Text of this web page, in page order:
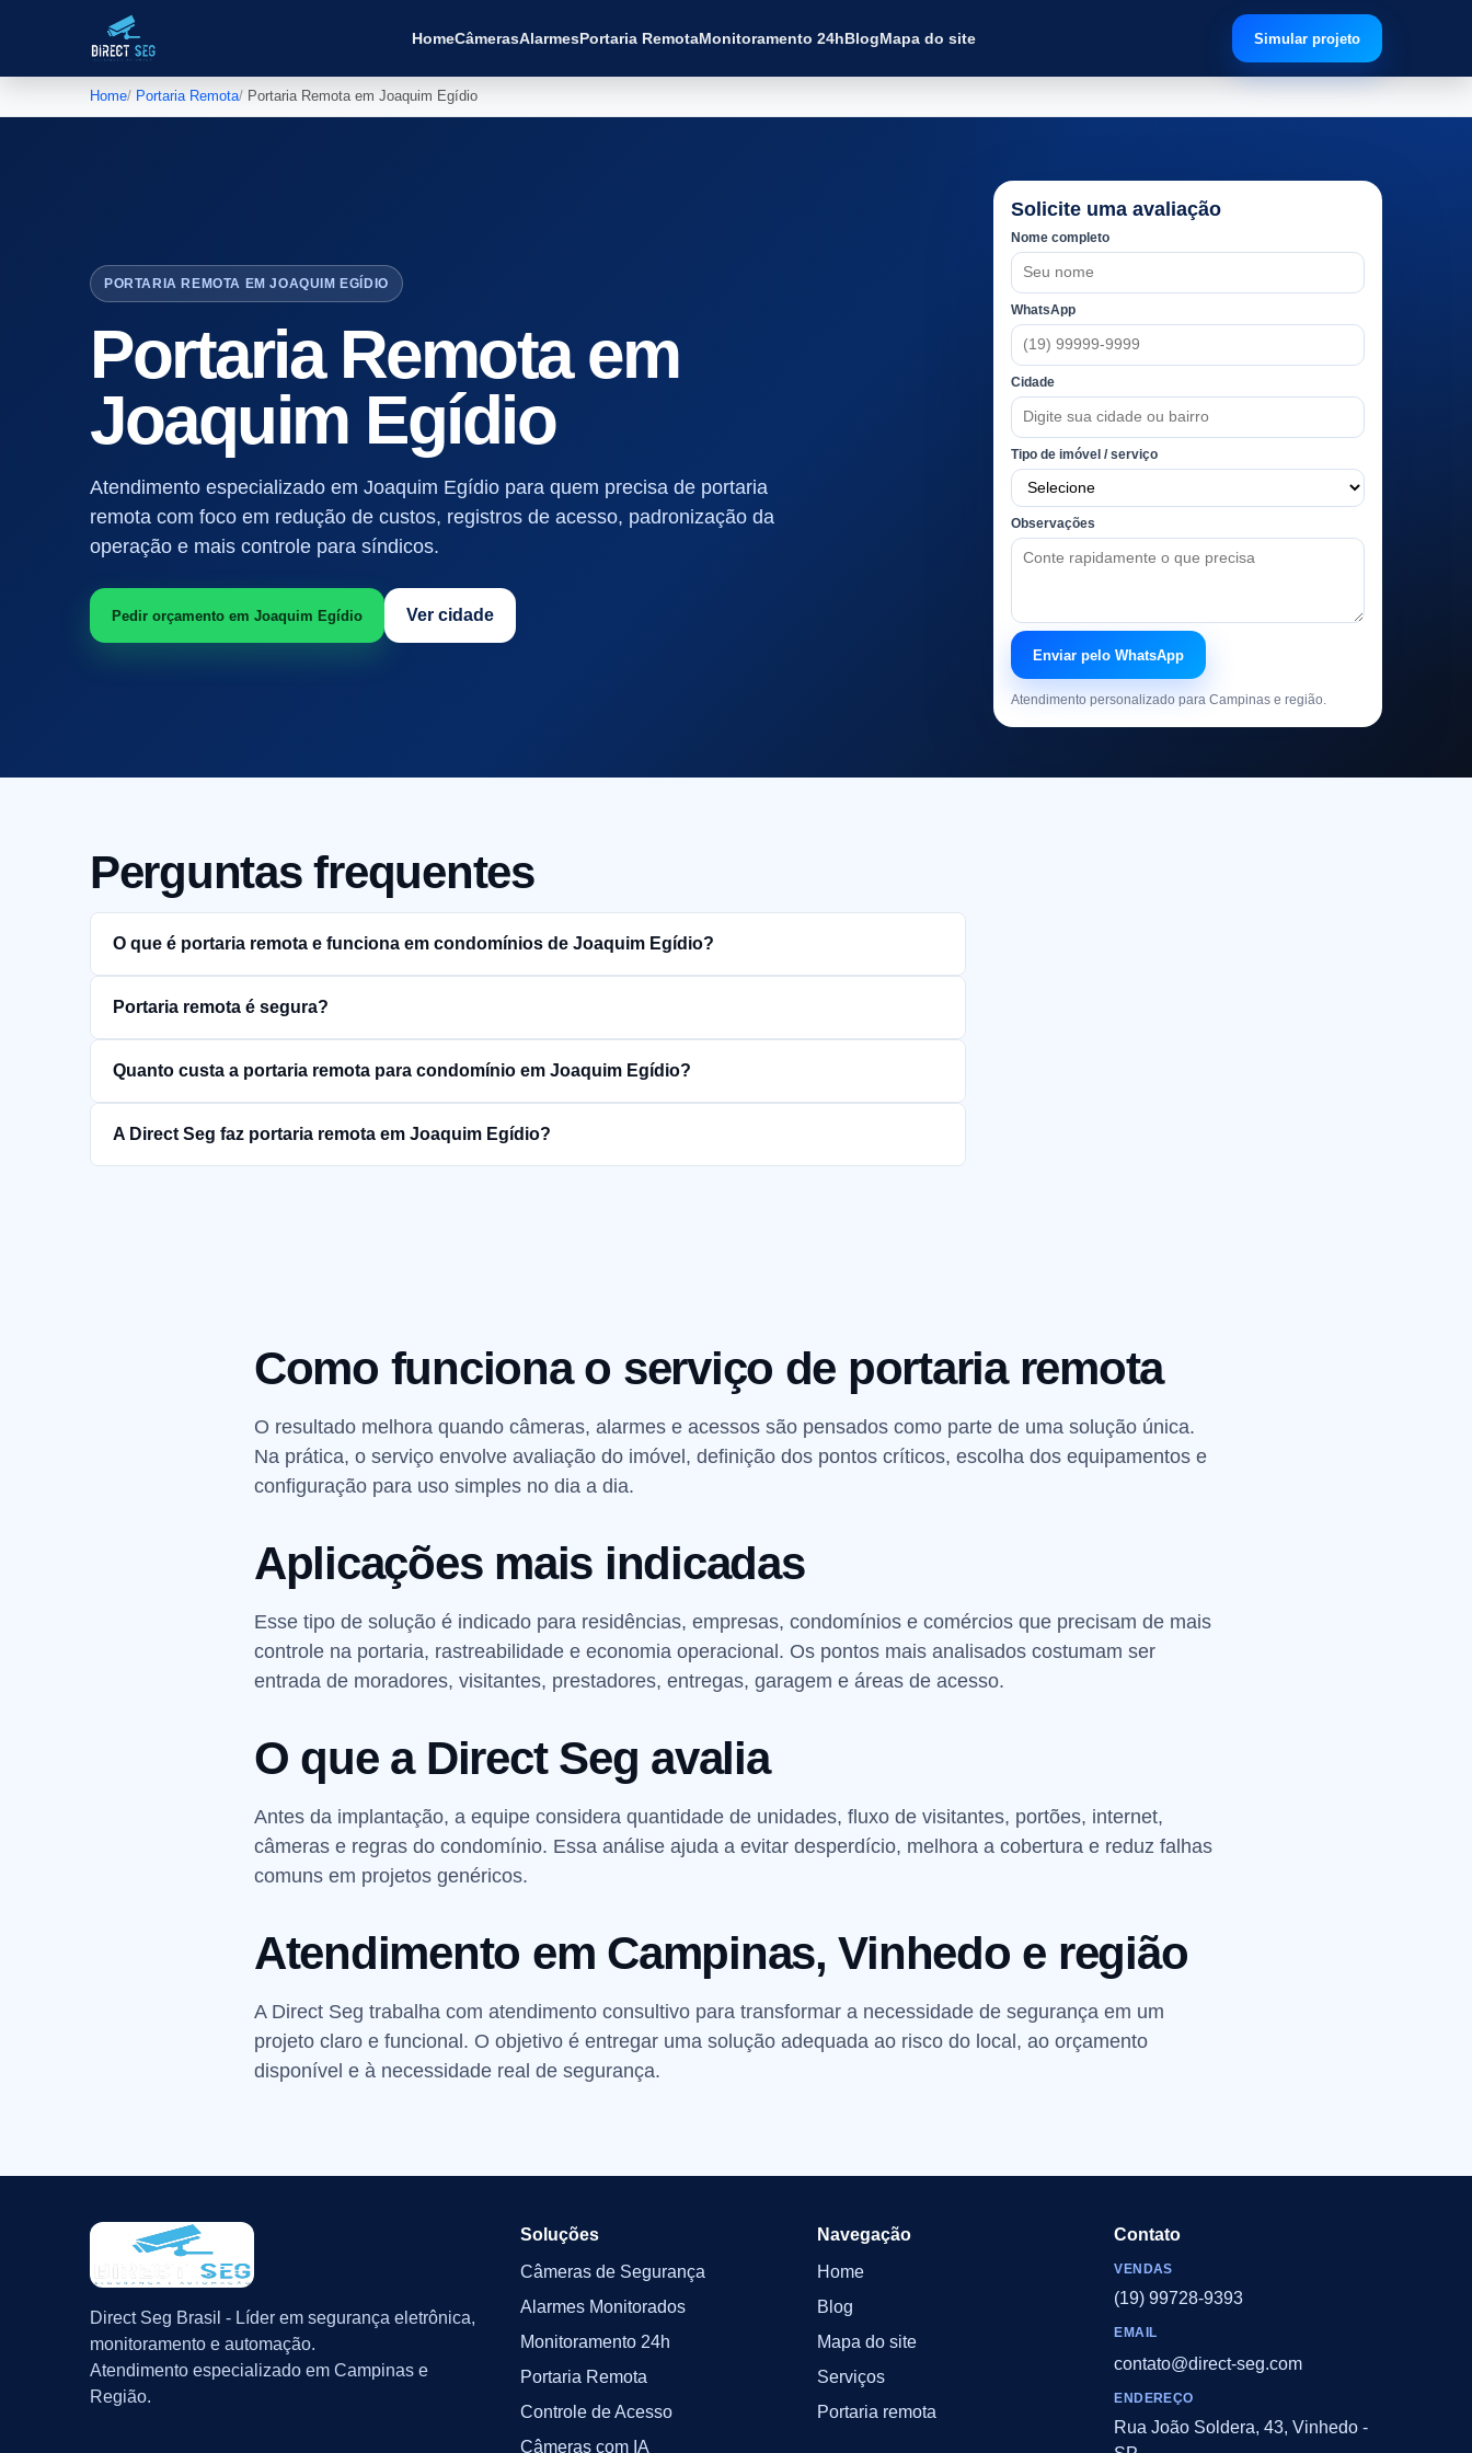
HomeCâmerasAlarmesPortaria RemotaMonitoramento 24hBlogMapa do site Simular projeto
Home Portaria Remota Portaria Remota em Joaquim Egídio
PORTARIA REMOTA EM JOAQUIM EGÍDIO
Portaria Remota em
Joaquim Egídio
Atendimento especializado em Joaquim Egídio para quem precisa de portaria
remota com foco em redução de custos, registros de acesso, padronização da
operação e mais controle para síndicos.
Pedir orçamento em Joaquim Egídio Ver cidade
Solicite uma avaliação
Nome completo
WhatsApp
Cidade
Tipo de imóvel / serviço
Observações
Enviar pelo WhatsApp
Atendimento personalizado para Campinas e região.
Perguntas frequentes
O que é portaria remota e funciona em condomínios de Joaquim Egídio?
Portaria remota é segura?
Quanto custa a portaria remota para condomínio em Joaquim Egídio?
A Direct Seg faz portaria remota em Joaquim Egídio?
Como funciona o serviço de portaria remota
O resultado melhora quando câmeras, alarmes e acessos são pensados como parte de uma solução única.
Na prática, o serviço envolve avaliação do imóvel, definição dos pontos críticos, escolha dos equipamentos e
configuração para uso simples no dia a dia.
Aplicações mais indicadas
Esse tipo de solução é indicado para residências, empresas, condomínios e comércios que precisam de mais
controle na portaria, rastreabilidade e economia operacional. Os pontos mais analisados costumam ser
entrada de moradores, visitantes, prestadores, entregas, garagem e áreas de acesso.
O que a Direct Seg avalia
Antes da implantação, a equipe considera quantidade de unidades, fluxo de visitantes, portões, internet,
câmeras e regras do condomínio. Essa análise ajuda a evitar desperdício, melhora a cobertura e reduz falhas
comuns em projetos genéricos.
Atendimento em Campinas, Vinhedo e região
A Direct Seg trabalha com atendimento consultivo para transformar a necessidade de segurança em um
projeto claro e funcional. O objetivo é entregar uma solução adequada ao risco do local, ao orçamento
disponível e à necessidade real de segurança.
Direct Seg Brasil - Líder em segurança eletrônica,
monitoramento e automação.
Atendimento especializado em Campinas e
Região.
Soluções
Câmeras de Segurança
Alarmes Monitorados
Monitoramento 24h
Portaria Remota
Controle de Acesso
Câmeras com IA
Navegação
Home
Blog
Mapa do site
Serviços
Portaria remota
Contato
VENDAS
(19) 99728-9393
EMAIL
contato@direct-seg.com
ENDEREÇO
Rua João Soldera, 43, Vinhedo -